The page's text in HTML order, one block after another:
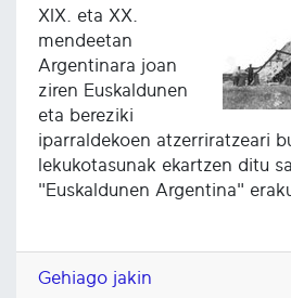
XIX. eta XX.
mendeetan
Argentinara joan
ziren Euskaldunen
eta bereziki
iparraldekoen atzerriratzeari
lekukotasunak ekartzen ditu
"Euskaldunen Argentina"
Gehiago jakin